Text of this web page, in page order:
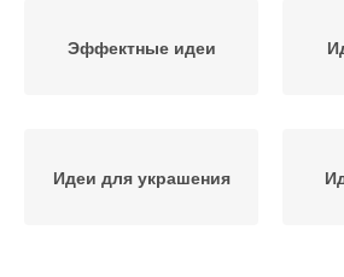
Эффектные идеи
Идеи для украшения